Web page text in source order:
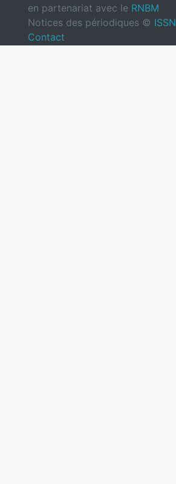
en partenariat avec le RNBM
Notices des périodiques © ISSN
Contact